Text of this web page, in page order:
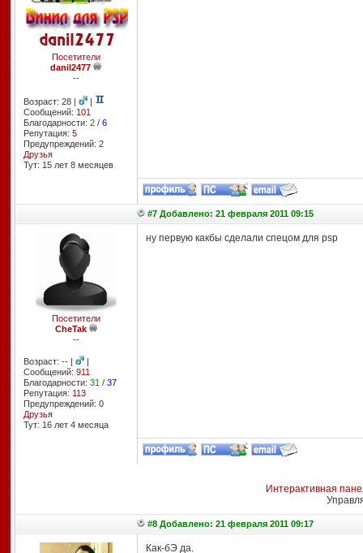
Посетители
danil2477
--
Возраст: 28 |
|
Сообщений: 101
Благодарности: 2/ 6
Репутация: 5
Предупреждений: 2
Друзья
Тут: 15 лет 8 месяцев
#7 Добавлено: 21 февраля 2011 09:15
Посетители
CheTak
--
Возраст: -- |
|
Сообщений: 911
Благодарности: 31 / 37
Репутация: 113
Предупреждений: 0
Друзья
Тут: 16 лет 4 месяцa
ну первую какбы сделали спецом для psp
Интерактивная
#8 Добавлено: 21 февраля 2011 09:17
Как-бЭ да.